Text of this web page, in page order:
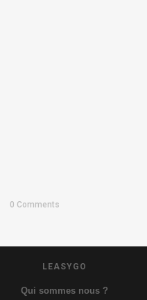
0 Comments
LEASYGO
Qui sommes nous ?